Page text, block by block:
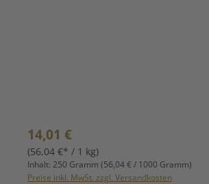
Regulärer Preis:
14,01 €
(56,04 €* / 1 kg)
Inhalt: 250 Gramm (56,04 € / 1000 Gramm)
Preise inkl. MwSt. zzgl. Versandkosten